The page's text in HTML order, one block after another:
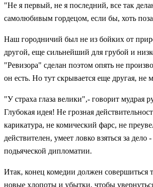
"Не я первый, не я последний, все так
самолюбивым гордецом, если бы, хоть
Наш городничий был не из бойких от
другой, еще сильнейший для грубой и
"Ревизора" сделан поэтом опять не
он есть. Но тут скрывается еще другая,
"У страха глаза велики",- говорит мудрая
Глубокая идея! Не грозная
карикатура, не комический фарс, не
действителен, умеет ловко взяться за
подьяческой дипломатии.
Итак, конец комедии должен совершиться
новые хлопоты и убытки, чтобы